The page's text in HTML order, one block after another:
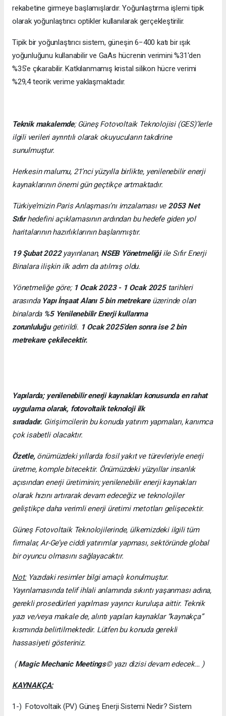
rekabetine girmeye başlamışlardır. Yoğunlaştırma işlemi tipik
olarak yoğunlaştırıcı optikler kullanılarak gerçekleştirilir.
Tipik bir yoğunlaştırıcı sistem, güneşin 6−400 katı bir ışık
yoğunluğunu kullanabilir ve GaAs hücrenin verimini %31'den
%35'e çıkarabilir. Katkılanmamış kristal silikon hücre verimi
%29,4 teorik verime yaklaşmaktadır.
Teknik makalemde; Güneş Fotovoltaik Teknolojisi (GES)’lerle
ilgili verileri ayrıntılı olarak okuyucuların takdirine
sunulmuştur.
Herkesin malumu, 21’nci yüzyılla birlikte, yenilenebilir enerji
kaynaklarının önemi gün geçtikçe artmaktadır.
Türkiye’mizin Paris Anlaşması’nı imzalaması ve2053 Net
Sıfırhedefini açıklamasının ardından bu hedefe giden yol
haritalarının hazırlıklarının başlanmıştır.
19 Şubat 2022 yayınlanan, NSEB Yönetmeliğiile Sıfır Enerji
Binalara ilişkin ilk adım da atılmış oldu.
Yönetmeliğe göre; 1 Ocak 2023 - 1 Ocak 2025 tarihleri
arasında Yapı İnşaat Alanı 5 bin metrekare üzerinde olan
binalarda%5 Yenilenebilir Enerji kullanma
zorunluluğugetirildi. 1 Ocak 2025’den sonra ise 2 bin
metrekare çekilecektir.
Yapılarda; yenilenebilir enerji kaynakları konusunda en rahat
uygulama olarak, fotovoltaik teknoloji ilk
sıradadır. Girişimcilerin bu konuda yatırım yapmaları, kanımca
çok isabetli olacaktır.
Özetle,önümüzdeki yıllarda fosil yakıt ve türevleriyle enerji
üretme, komple bitecektir. Önümüzdeki yüzyıllar insanlık
açısından enerji üretiminin; yenilenebilir enerji kaynakları
olarak hızını artırarak devam edeceğiz ve teknolojiler
geliştikçe daha verimli enerji üretimi metotları gelişecektir.
Güneş Fotovoltaik Teknolojilerinde, ülkemizdeki ilgili tüm
firmalar, Ar-Ge’ye ciddi yatırımlar yapması, sektöründe global
bir oyuncu olmasını sağlayacaktır.
Not:Yazıdaki resimler bilgi amaçlı konulmuştur.
Yayınlamasında telif ihlali anlamında sıkıntı yaşanması adına,
gerekli prosedürleri yapılması yayıncı kuruluşa aittir. Teknik
yazı ve/veya makale de, alıntı yapılan kaynaklar “kaynakça”
kısmında belirtilmektedir. Lütfen bu konuda gerekli
hassasiyeti gösteriniz.
(Magic Mechanic Meetings© yazı dizisi devam edecek… )
KAYNAKÇA:
1-) Fotovoltaik (PV) Güneş Enerji Sistemi Nedir? Sistem